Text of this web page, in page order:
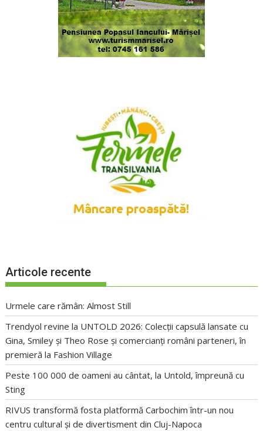
Articole recente
Urmele care rămân: Almost Still
Trendyol revine la UNTOLD 2026: Colecții capsulă lansate cu
Gina, Smiley și Theo Rose și comercianți români parteneri, în
premieră la Fashion Village
Peste 100 000 de oameni au cântat, la Untold, împreună cu
Sting
RIVUS transformă fosta platformă Carbochim într-un nou
centru cultural și de divertisment din Cluj-Napoca